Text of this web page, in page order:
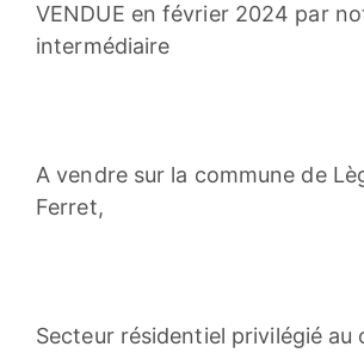
VENDUE en février 2024 par
intermédiaire
A vendre sur la commune de
Ferret,
Secteur résidentiel privilégié au